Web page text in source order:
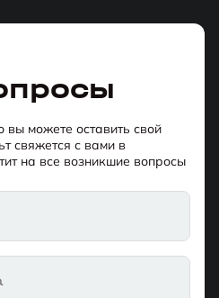
вы можете оставить свой
свяжется с вами в
на все возникшие вопросы